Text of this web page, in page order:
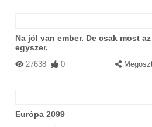
Na jól van ember. De csak most az
egyszer.
27638 0
Európa 2099